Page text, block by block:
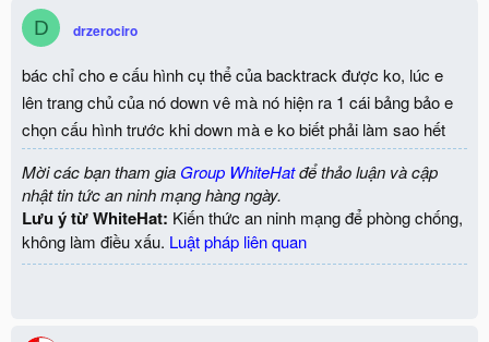
D drzerociro
bác chỉ cho e cấu hình cụ thể của backtrack được ko, lúc e
lên trang chủ của nó down vê mà nó hiện ra 1 cái bảng bảo e
chọn cấu hình trước khi down mà e ko biết phải làm sao hết
Mời các bạn tham gia Group WhiteHatđể thảo luận và cập
nhật tin tức an ninh mạng hàng ngày.
Lưu ý từ WhiteHat: Kiến thức an ninh mạng để phòng chống,
không làm điều xấu. Luật pháp liên quan